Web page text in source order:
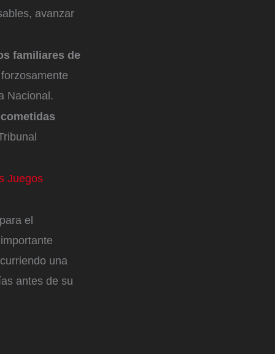
avanzar
familiares de
Nacional.
Juegos
el
una
antes de su